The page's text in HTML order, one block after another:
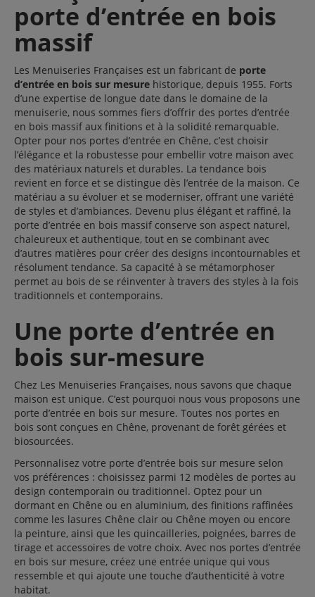
1 a Dormant en Chêne de 45 mm d’épaisseur avec profil à
recouvrement. Possibilité de parachever des fourrures pour
une isolation totale de 200 mm.
1 b Dormant en aluminium de 58 mm d’épaisseur avec
rupture de pont thermique par barrettes en polyamide.
Possibilité de parachever des fourrures pour une isolation
totale de 200 mm.
2 Ouvrant de 56 mm d’épaisseur.
— a Structure chêne lamellé collé abouté de 35 mm
d’épaisseur.
— b Panneau MDF de 4 mm d’épaisseur pour l’atténuation
acoustique.
— c Mousse isolante de 31 mm d’épaisseur,
— d Parement chêne de 10,5 mm d’épaisseur.
3 Moulures grand cadre et plinthe moulurée.
porte d’entrée en bois
massif
Les Menuiseries Françaises est un fabricant de porte
d’entrée en bois sur mesure historique, depuis 1955. Forts
d’une expertise de longue date dans le domaine de la
menuiserie, nous sommes fiers d’offrir des portes d’entrée
en bois massif aux finitions et à la solidité remarquable.
Opter pour nos portes d’entrée en Chêne, c’est choisir
l’élégance et la robustesse pour embellir votre maison avec
des matériaux naturels et durables. La tendance bois
revient en force et se distingue dès l’entrée de la maison. Ce
matériau a su évoluer et se moderniser, offrant une variété
de styles et d’ambiances. Devenu plus élégant et raffiné, la
porte d’entrée en bois massif conserve son aspect naturel,
chaleureux et authentique, tout en se combinant avec
d’autres matières pour créer des designs incontournables et
résolument tendance. Sa capacité à se métamorphoser
permet au bois de se réinventer à travers des styles à la fois
traditionnels et contemporains.
Une porte d’entrée en
bois sur-mesure
Chez Les Menuiseries Françaises, nous savons que chaque
maison est unique. C’est pourquoi nous vous proposons une
porte d’entrée en bois sur mesure. Toutes nos portes en
bois sont conçues en Chêne, provenant de forêt gérées et
biosourcées.
Personnalisez votre porte d’entrée bois sur mesure selon
vos préférences : choisissez parmi 12 modèles de portes au
design contemporain ou traditionnel. Optez pour un
dormant en Chêne ou en aluminium, des finitions raffinées
comme les lasures Chêne clair ou Chêne moyen ou encore
la peinture, ainsi que les quincailleries, poignées, barres de
tirage et accessoires de votre choix. Avec nos portes d’entrée
en bois sur mesure, créez une entrée unique qui vous
ressemble et qui ajoute une touche d’authenticité à votre
habitat.